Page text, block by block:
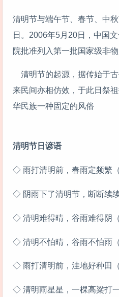
清明节与端午节、春节、中
日。2006年5月20日，中国
院批准列入第一批国家级非
清明节的起源，据传始于古
来民间亦相仿效，于此日祭
华民族一种固定的风俗
清明节日谚语
◇ 雨打清明前，春雨定频繁（
◇ 阴雨下了清明节，断断续续
◇ 清明难得晴，谷雨难得阴（
◇ 清明不怕晴，谷雨不怕雨（
◇ 雨打清明前，洼地好种田（
◇ 清明雨星星，一棵高粱打一